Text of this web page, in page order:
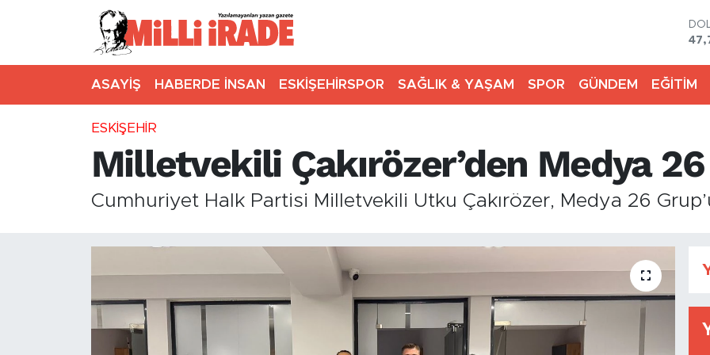
ASAYİŞ HABERDE İNSAN ESKİŞEHİRSPOR SAĞLIK & YAŞAM SPOR GÜNDEM EĞİTİM
ESKİŞEHİR
Milletvekili Çakırözer’den Medya
Cumhuriyet Halk Partisi Milletvekili Utku Çakırözer, Medya 26